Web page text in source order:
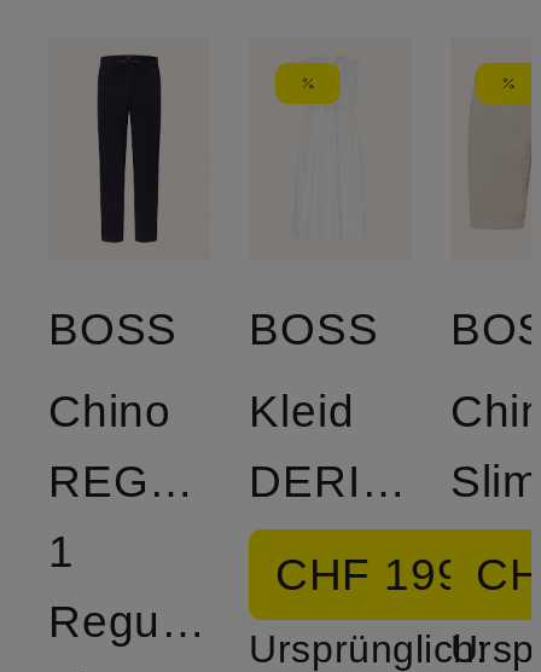
BOSS
Chino
REGULAR-
1
Regular
BOSS
Kleid
DERICH
CHF 199
Ursprünglich: